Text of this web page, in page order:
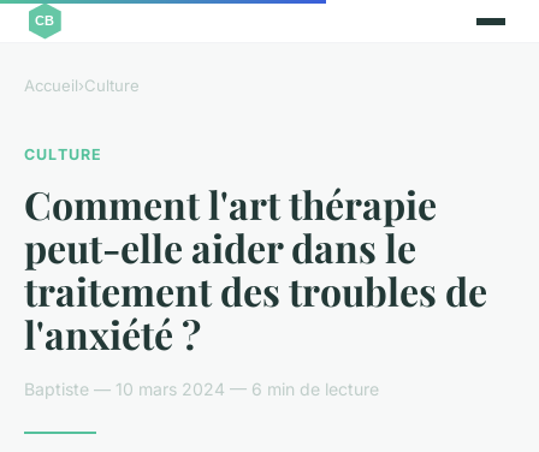
Accueil›Culture
CULTURE
Comment l'art thérapie
peut-elle aider dans le
traitement des troubles de
l'anxiété ?
Baptiste — 10 mars 2024 — 6 min de lecture